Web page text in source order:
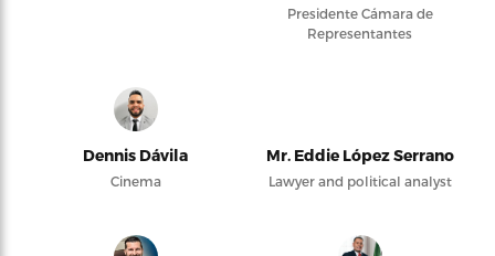
Presidente Cámara de
Representantes
Dennis Dávila
Cinema
Mr. Eddie López Serrano
Lawyer and political analyst